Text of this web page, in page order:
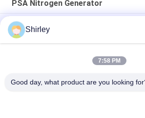
PSA Nitrogen Generator
সাইটে পিএসএ নাইট্রোজেন জেনারেটর ফাইবার লেজার কাটার
90% খরচ সাশ্রয়
Shirley
7:58 PM
Good day, what product are you looking